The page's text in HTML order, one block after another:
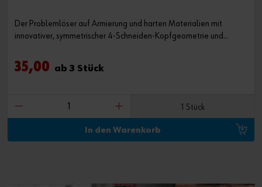
Der Problemlöser auf Armierung und harten Materialien mit
innovativer, symmetrischer 4-Schneiden-Kopfgeometrie und
Erhältlich in der ORSY
35,00 ab 3 Stück
1 Stück
In den Warenkorb